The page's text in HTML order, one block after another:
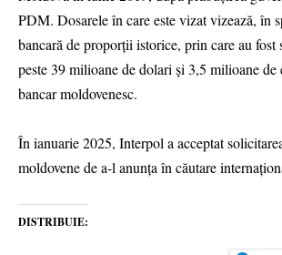
PDM. Dosarele în care este vizat vizează, în
bancară de proporții istorice, prin care au fost
peste 39 milioane de dolari și 3,5 milioane de
bancar moldovenesc.
În ianuarie 2025, Interpol a acceptat
moldovene de a-l anunța în căutare
DISTRIBUIE: